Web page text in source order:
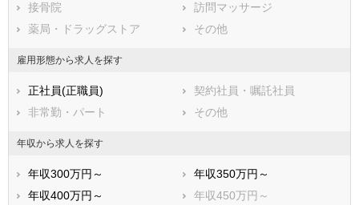
世羅郡世羅町
神石郡神石高原町
接骨院
訪問マッサージ
薬局・ドラッグストア
その他
雇用形態から求人を探す
正社員(正職員)
契約社員・嘱託社員
非常勤・パート
その他
年収から求人を探す
年収300万円～
年収350万円～
年収400万円～
年収450万円～